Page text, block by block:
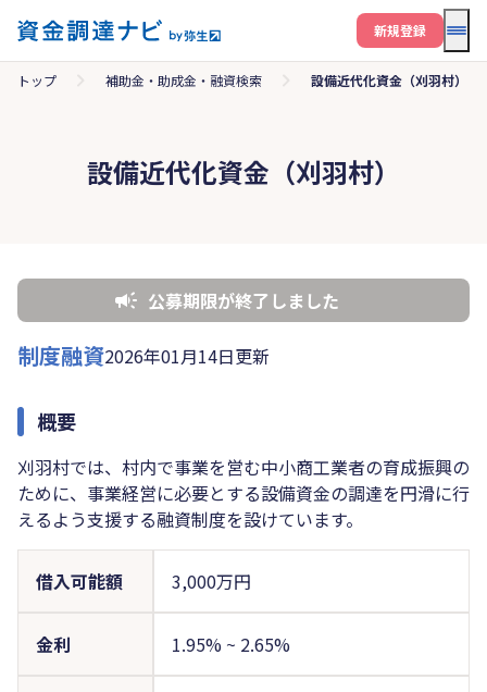
メ
新規登録
トップ 補助金・助成金・融資検索 設備近代化資金（刈羽村）
設備近代化資金（刈羽村）
公募期限が終了しました
制度融資2026年01月14日更新
概要
刈羽村では、村内で事業を営む中小商工業者の育成振興の
ために、事業経営に必要とする設備資金の調達を円滑に行
えるよう支援する融資制度を設けています。
借入可能額 3,000万円
金利 1.95% ~ 2.65%